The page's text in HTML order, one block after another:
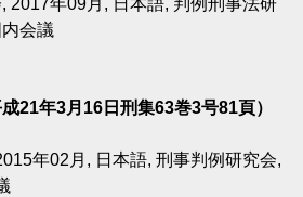
2017年09月, 日本語, 判例刑事法研
会議
21年3月16日刑集63巻3号81頁）
年02月, 日本語, 刑事判例研究会,